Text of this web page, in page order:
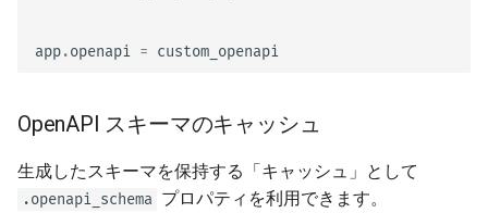
app.openapi = custom_openapi
OpenAPI スキーマのキャッシュ
生成したスキーマを保持する「キャッシュ」として
.openapi_schema プロパティを利用できます。